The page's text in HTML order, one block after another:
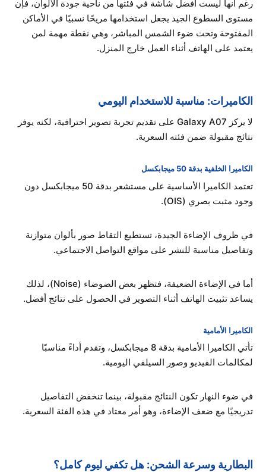
رغم أنها ليست أفضل شاشة في فئتها من ناحية جودة الألوان، فإن
مستوى السطوع الجيد يجعل استخدامها مريحًا نسبيًا في الأماكن
المفتوحة وتحت ضوء الشمس المباشر، وهي نقطة مهمة لمن
يعتمد على الهاتف أثناء العمل خارج المنزل.
الكاميرات: مناسبة للاستخدام اليومي
لا يركز Galaxy A07 على تقديم تجربة تصوير احترافية، لكنه يوفر
نتائج مقبولة ضمن فئته السعرية.
الكاميرا الخلفية بدقة 50 ميجابكسل
تعتمد الكاميرا الأساسية على مستشعر بدقة 50 ميجابكسل دون
وجود مثبت بصري (OIS).
في ظروف الإضاءة الجيدة، تستطيع التقاط صور بألوان متوازنة
وتفاصيل مناسبة للنشر على مواقع التواصل الاجتماعي.
أما في الإضاءة الضعيفة، فتظهر بعض الضوضاء (Noise)، لذلك
يساعد تثبيت الهاتف أثناء التصوير في الحصول على نتائج أفضل.
الكاميرا الأمامية
تأتي الكاميرا الأمامية بدقة 8 ميجابكسل، وتقدم أداءً مناسبًا
لمكالمات الفيديو وصور السيلفي اليومية.
في ضوء النهار تكون النتائج مقبولة، بينما تنخفض التفاصيل
تدريجيًا مع ضعف الإضاءة، وهو أمر معتاد في هذه الفئة السعرية.
البطارية وسرعة الشحن: هل تكفي ليوم كامل؟